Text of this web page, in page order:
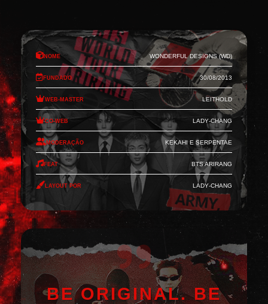
Nome Wonderful Designs (WD)
Fundado 30/08/2013
Web-Master Leithold
Co-Web Lady-Chang
Moderação Kekahi e Serpentae
Feat BTS Arirang
Layout por Lady-Chang
BE ORIGINAL. BE